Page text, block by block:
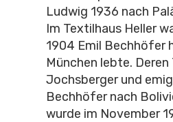
Ludwig 1936 nach
Im Textilhaus Heller
1904 Emil Bechhöfer
München lebte.
Jochsberger und
Bechhöfer nach
wurde im November